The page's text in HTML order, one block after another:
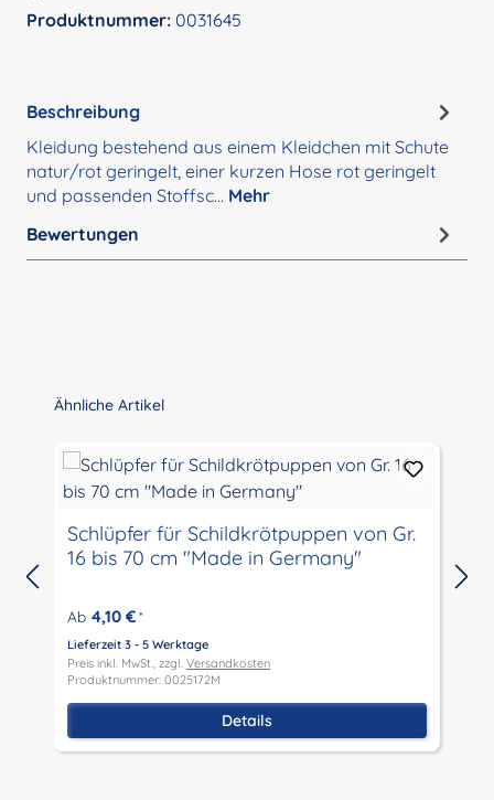
Produktnummer: 0031645
Beschreibung
Kleidung bestehend aus einem Kleidchen mit Schute
natur/rot geringelt, einer kurzen Hose rot geringelt
und passenden Stoffsc… Mehr
Bewertungen
Produktgalerie überspringen
Ähnliche Artikel
Schlüpfer für Schildkrötpuppen von Gr.
16 bis 70 cm "Made in Germany"
Ab 4,10 € *
Lieferzeit 3 - 5 Werktage
Preis inkl. MwSt., zzgl. Versandkosten
Produktnummer: 0025172M
Details